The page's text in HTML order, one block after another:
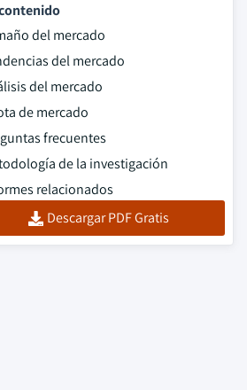
del mercado
del mercado
del mercado
de mercado
frecuentes
de la investigación
relacionados
Descargar PDF Gratis